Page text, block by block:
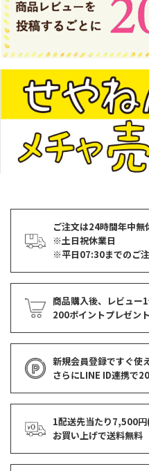
ご注文は24時間年中無
※土日祝休業日
※平日07:30までのご
商品購入後、レビュー
200ポイントプレゼント
新規会員登録ですぐ使
さらにLINE ID連携で
1配送先当たり7,500
お買い上げで送料無料